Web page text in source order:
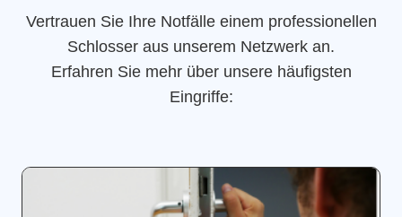
Vertrauen Sie Ihre Notfälle einem professionellen
Schlosser aus unserem Netzwerk an.
Erfahren Sie mehr über unsere häufigsten
Eingriffe: